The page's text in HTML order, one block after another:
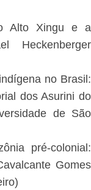
Alto Xingu e a
Heckenberger
no Brasil:
dos Asurini do
de São
pré-colonial:
Gomes